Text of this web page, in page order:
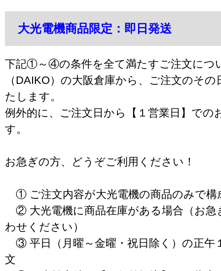
大光電機商品限定：即日発送
下記①～④の条件を全て満たすご注文につ
（DAIKO）の大阪倉庫から、ご注文のそ
たします。
例外的に、ご注文日から【１営業日】での
す。
お急ぎの方、どうぞご利用ください！
① ご注文内容が大光電機の商品のみで構
② 大光電機に商品在庫がある場合（お急
わせください）
③ 平日（月曜～金曜・祝日除く）の正午
文